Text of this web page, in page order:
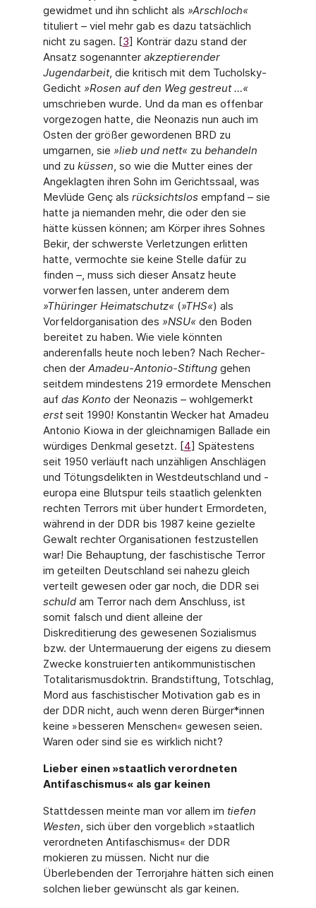
gewidmet und ihn schlicht als »Arschloch«
tituliert – viel mehr gab es dazu tatsächlich
nicht zu sagen. [3] Konträr dazu stand der
Ansatz sogenannter akzeptierender
Jugendarbeit, die kritisch mit dem Tucholsky-
Gedicht »Rosen auf den Weg gestreut …«
umschrieben wur­de. Und da man es offenbar
vorgezogen hatte, die Neonazis nun auch im
Osten der größer gewordenen BRD zu
umgarnen, sie »lieb und nett«zu behandeln
und zu küssen, so wie die Mutter eines der
Angeklagten ihren Sohn im Gerichtssaal, was
Mevlüde Genç als rück­sichtslosempfand – sie
hatte ja niemanden mehr, die oder den sie
hätte küssen können; am Körper ihres Sohnes
Bekir, der schwerste Verletzungen erlitten
hatte, vermochte sie keine Stelle dafür zu
finden –, muss sich dieser Ansatz heute
vorwerfen lassen, unter anderem dem
»Thüringer Heimatschutz«(»THS«) als
Vorfeldorganisation des »NSU«den Boden
bereitet zu haben. Wie viele könnten
anderenfalls heute noch leben? Nach Recher­
chen der Amadeu-Antonio-Stiftunggehen
seitdem mindestens 219 ermordete Menschen
auf das Kontoder Neonazis – wohlgemerkt
erstseit 1990! Konstantin Wecker hat Amadeu
Antonio Kiowa in der gleichnamigen Ballade ein
würdiges Denkmal gesetzt. [4] Spätestens
seit 1950 verläuft nach unzähligen Anschlägen
und Tötungsdelikten in Westdeutschland und -
europa eine Blutspur teils staatlich gelenkten
rechten Terrors mit über hundert Ermordeten,
während in der DDR bis 1987 keine gezielte
Gewalt rechter Organisationen festzustellen
war! Die Behauptung, der faschistische Terror
im geteilten Deutschland sei nahezu gleich
verteilt gewesen oder gar noch, die DDR sei
schuldam Terror nach dem Anschluss, ist
somit falsch und dient alleine der
Diskreditierung des gewesenen Sozialis­mus
bzw. der Untermauerung der eigens zu diesem
Zwecke konstruierten antikommunisti­schen
Totalitarismusdoktrin. Brandstiftung, Totschlag,
Mord aus faschistischer Motivation gab es in
der DDR nicht, auch wenn deren Bürger*innen
keine »besseren Menschen« gewesen seien.
Waren oder sind sie es wirklich nicht?
Lieber einen »staatlich verordneten
Antifaschismus« als gar keinen
Stattdessen meinte man vor allem im tiefen
Westen, sich über den vorgeblich »staatlich
verordneten Antifaschismus« der DDR
mokieren zu müssen. Nicht nur die
Überlebenden der Terrorjahre hätten sich einen
solchen lieber gewünscht als gar keinen.